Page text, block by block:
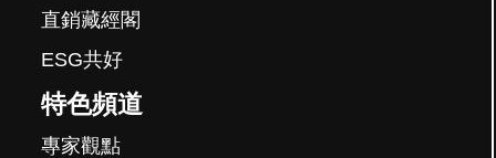
直銷藏經閣
ESG共好
特色頻道
專家觀點